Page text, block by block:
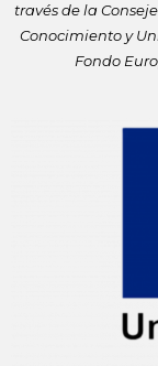
través de la
Conocimiento y
Fondo